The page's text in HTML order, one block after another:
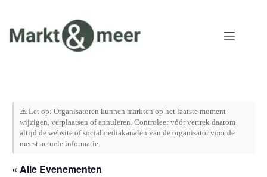
inhoud
⚠️ Let op: Organisatoren kunnen markten op het laatste moment
wijzigen, verplaatsen of annuleren. Controleer vóór vertrek daarom
altijd de website of socialmediakanalen van de organisator voor de
meest actuele informatie.
« Alle Evenementen